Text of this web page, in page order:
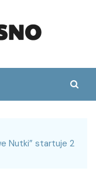
Nutki” startuje 2